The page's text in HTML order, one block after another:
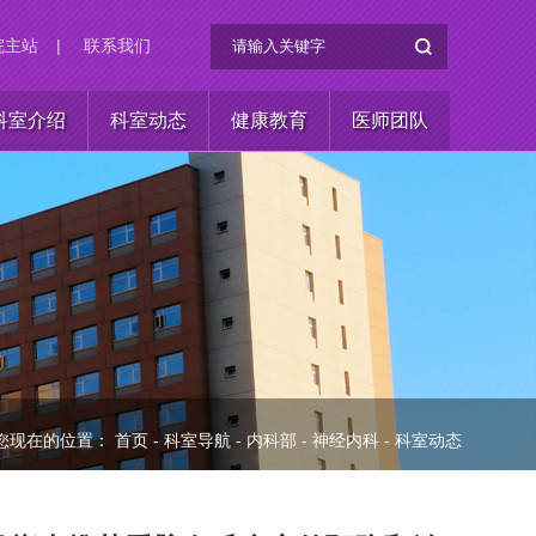
主站 | 联系我们
室介绍 科室动态 健康教育 医师团队
现在的位置： 首页 - 科室导航 - 内科部 - 神经内科 - 科室动态